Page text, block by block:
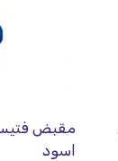
مقبض فتيس
اسود